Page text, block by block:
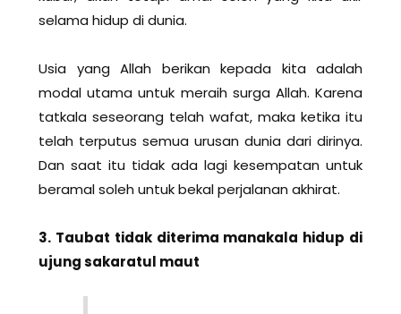
selama hidup di dunia.
Usia yang Allah berikan kepada kita adalah
modal utama untuk meraih surga Allah. Karena
tatkala seseorang telah wafat, maka ketika itu
telah terputus semua urusan dunia dari dirinya.
Dan saat itu tidak ada lagi kesempatan untuk
beramal soleh untuk bekal perjalanan akhirat.
3. Taubat tidak diterima manakala hidup di
ujung sakaratul maut